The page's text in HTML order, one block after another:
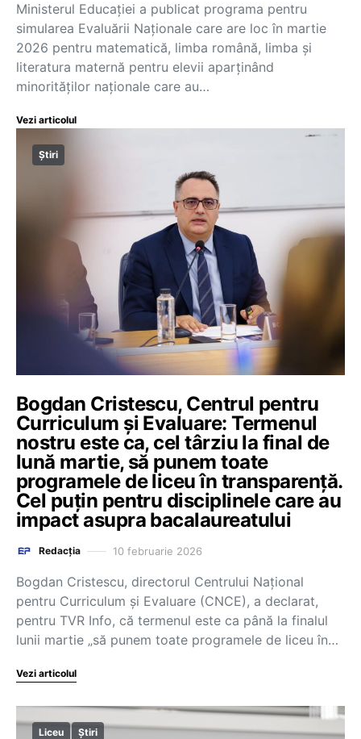
Ministerul Educației a publicat programa pentru
simularea Evaluării Naționale care are loc în martie
2026 pentru matematică, limba română, limba și
literatura maternă pentru elevii aparținând
minorităților naționale care au…
Vezi articolul
Știri
Bogdan Cristescu, Centrul pentru
Curriculum și Evaluare: Termenul
nostru este ca, cel târziu la final de
lună martie, să punem toate
programele de liceu în transparenţă.
Cel puţin pentru disciplinele care au
impact asupra bacalaureatului
Redacția 10 februarie 2026
Bogdan Cristescu, directorul Centrului Național
pentru Curriculum și Evaluare (CNCE), a declarat,
pentru TVR Info, că termenul este ca până la finalul
lunii martie „să punem toate programele de liceu în…
Vezi articolul
Liceu Știri